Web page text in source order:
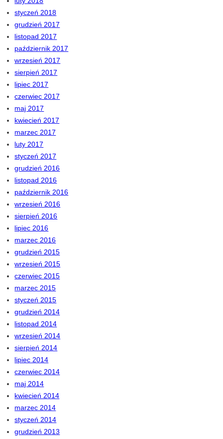
styczeń 2018
grudzień 2017
listopad 2017
październik 2017
wrzesień 2017
sierpień 2017
lipiec 2017
czerwiec 2017
maj 2017
kwiecień 2017
marzec 2017
luty 2017
styczeń 2017
grudzień 2016
listopad 2016
październik 2016
wrzesień 2016
sierpień 2016
lipiec 2016
marzec 2016
grudzień 2015
wrzesień 2015
czerwiec 2015
marzec 2015
styczeń 2015
grudzień 2014
listopad 2014
wrzesień 2014
sierpień 2014
lipiec 2014
czerwiec 2014
maj 2014
kwiecień 2014
marzec 2014
styczeń 2014
grudzień 2013